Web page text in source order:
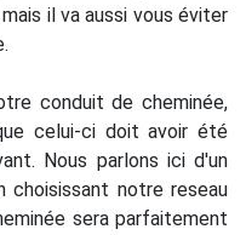
il va aussi vous éviter
conduit de cheminée,
celui-ci doit avoir été
Nous parlons ici d'un
choisissant notre reseau
sera parfaitement